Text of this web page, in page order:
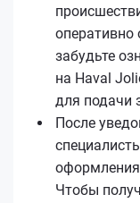
оперативно
забудьте
на Haval
для подачи
После
Чтобы